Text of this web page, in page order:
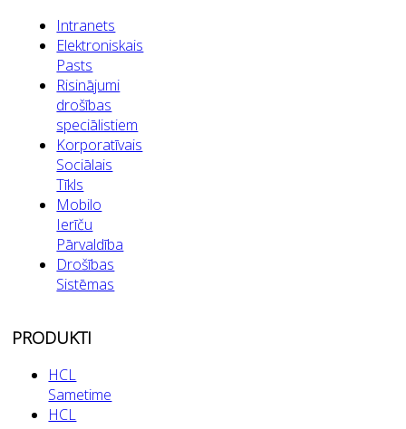
Intranets
Elektroniskais
Pasts
Risinājumi
drošības
speciālistiem
Korporatīvais
Sociālais
Tīkls
Mobilo
Ierīču
Pārvaldība
Drošības
Sistēmas
PRODUKTI
HCL
Sametime
HCL